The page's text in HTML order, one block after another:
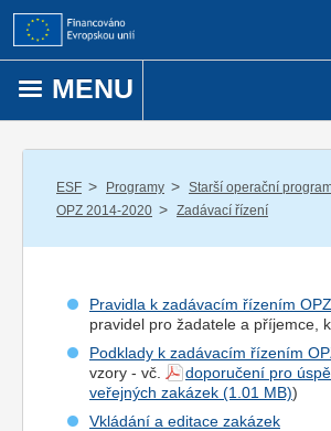
Přejít k obsahu
MENU
ESF / Programy / Starší operační
OPZ 2014-2020 / Zadávací řízení
Pravidla k zadávacím řízením OPZ
pravidel pro žadatele a příjemce ,
Podklady k zadávacím řízením
vzory - vč.
doporučení pro
veřejných zakázek
)
Vkládání a editace zakázek